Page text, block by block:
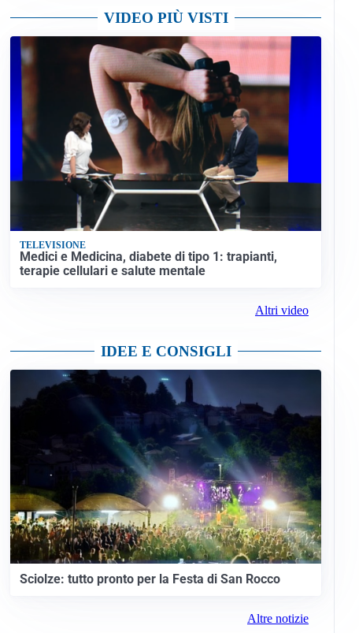
VIDEO PIÙ VISTI
TELEVISIONE
Medici e Medicina, diabete di tipo 1: trapianti,
terapie cellulari e salute mentale
Altri video
IDEE E CONSIGLI
Sciolze: tutto pronto per la Festa di San Rocco
Altre notizie